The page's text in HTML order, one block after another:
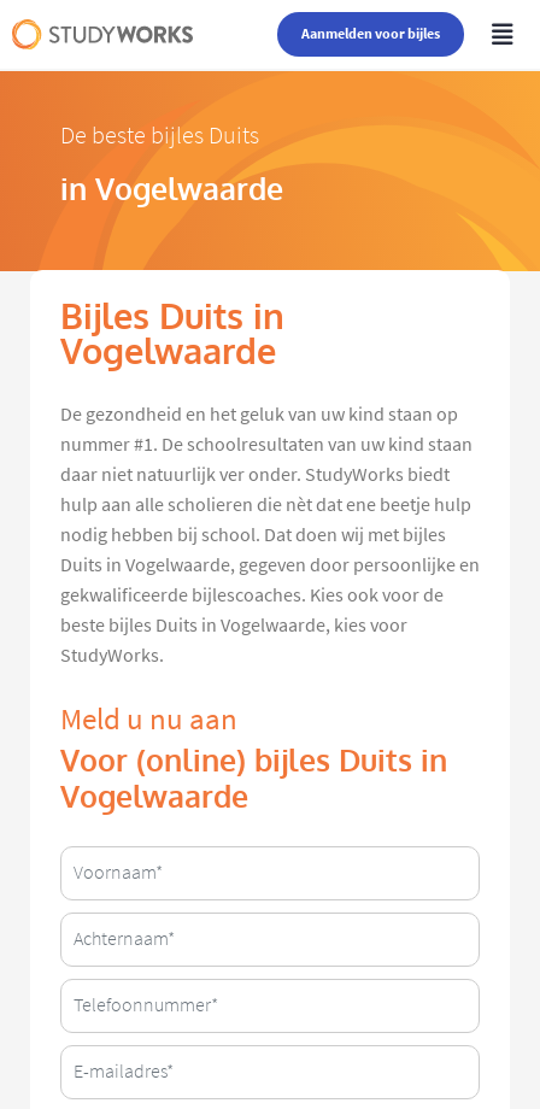
Aanmelden voor bijles
De beste bijles Duits
in Vogelwaarde
Bijles Duits in
Vogelwaarde
De gezondheid en het geluk van uw kind staan op
nummer #1. De schoolresultaten van uw kind staan
daar niet natuurlijk ver onder. StudyWorks biedt
hulp aan alle scholieren die nèt dat ene beetje hulp
nodig hebben bij school. Dat doen wij met bijles
Duits in Vogelwaarde, gegeven door persoonlijke en
gekwalificeerde bijlescoaches. Kies ook voor de
beste bijles Duits in Vogelwaarde, kies voor
StudyWorks.
Meld u nu aan
Voor (online) bijles Duits in
Vogelwaarde